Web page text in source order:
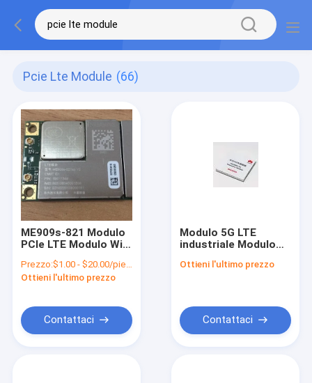
Pcie Lte Module (66)
ME909s-821 Modulo
PCIe LTE Modulo Wifi
4.2 V
Prezzo:$1.00 - $20.00/pieces
Ottieni l'ultimo prezzo
Contattaci
Modulo 5G LTE
industriale Modulo
Huawei MH5000-31
Ottieni l'ultimo prezzo
Contattaci